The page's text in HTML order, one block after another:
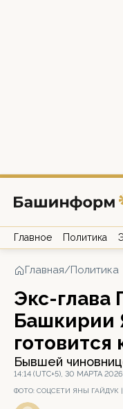
Главное Политика
Главная/Политика
Экс-глава
Башкирии
Бывшей
14:14 (UTC+5), 30 МАРТА 2026
ФОТО: СОЦСЕТИ ЯНЫ ГАЙДУК |